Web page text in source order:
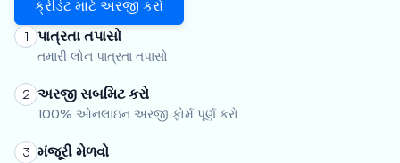
ક્રેડિટ માટે અરજી કરો
1 પાત્રતા તપાસો
તમારી લોન પાત્રતા તપાસો
2 અરજી સબમિટ કરો
100% ઓનલાઇન અરજી ફોર્મ પૂર્ણ કરો
3 મંજૂરી મેળવો